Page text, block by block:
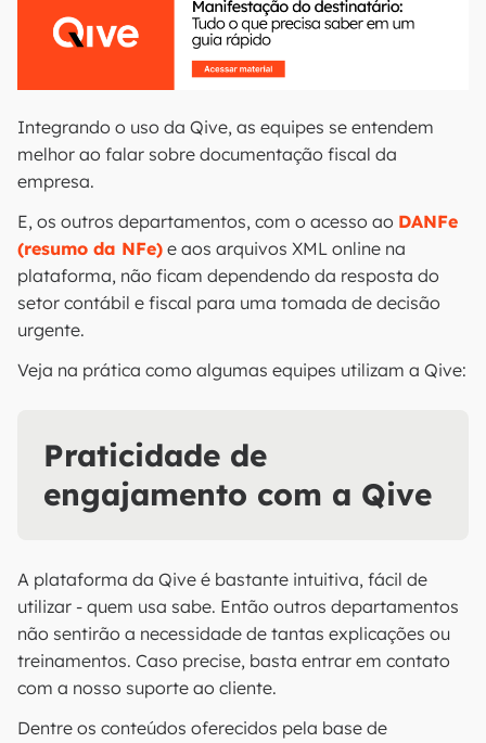
Integrando o uso da Qive, as equipes se entendem
melhor ao falar sobre documentação fiscal da
empresa.
E, os outros departamentos, com o acesso ao DANFe
(resumo da NFe) e aos arquivos XML online na
plataforma, não ficam dependendo da resposta do
setor contábil e fiscal para uma tomada de decisão
urgente.
Veja na prática como algumas equipes utilizam a Qive:
Praticidade de
engajamento com a Qive
A plataforma da Qive é bastante intuitiva, fácil de
utilizar - quem usa sabe. Então outros departamentos
não sentirão a necessidade de tantas explicações ou
treinamentos. Caso precise, basta entrar em contato
com a nosso suporte ao cliente.
Dentre os conteúdos oferecidos pela base de